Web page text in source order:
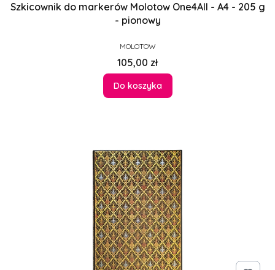
Szkicownik do markerów Molotow One4All - A4 - 205 g
- pionowy
PRODUCENT
MOLOTOW
Cena
105,00 zł
Do koszyka